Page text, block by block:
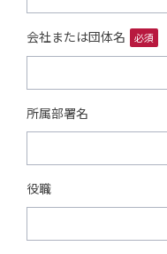
会社または団体名 必須
所属部署名
役職